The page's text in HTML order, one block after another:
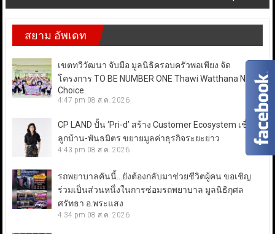
สยาม อัพเดท
เขตทวีวัฒนา จับมือ มูลนิธิครอบครัวพอเพียง จัด
โครงการ TO BE NUMBER ONE Thawi Watthana Next
Choice
4:47 pm 08 ส.ค. 2026
CP LAND ปั้น ‘Pri-d’ สร้าง Customer Ecosystem เชื่อม
ลูกบ้าน-พันธมิตร ขยายมูลค่าธุรกิจระยะยาว
4:43 pm 08 ส.ค. 2026
รถพยาบาลคันนี้…ยังต้องกลับมาช่วยชีวิตผู้คน ขอเชิญ
ร่วมเป็นส่วนหนึ่งในการซ่อมรถพยาบาล มูลนิธิกุศล
ศรัทธา อ.พระแสง
4:34 pm 08 ส.ค. 2026